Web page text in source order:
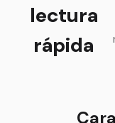
lectura
rápida